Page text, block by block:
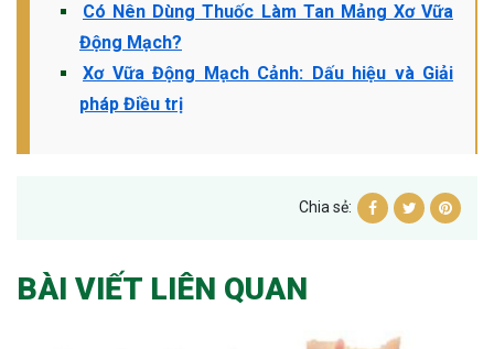
Có Nên Dùng Thuốc Làm Tan Mảng Xơ Vữa
Động Mạch?
Xơ Vữa Động Mạch Cảnh: Dấu hiệu và Giải
pháp Điều trị
Chia sẻ:
BÀI VIẾT LIÊN QUAN